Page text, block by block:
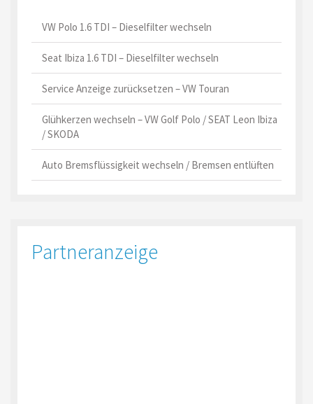
VW Polo 1.6 TDI – Dieselfilter wechseln
Seat Ibiza 1.6 TDI – Dieselfilter wechseln
Service Anzeige zurücksetzen – VW Touran
Glühkerzen wechseln – VW Golf Polo / SEAT Leon Ibiza
/ SKODA
Auto Bremsflüssigkeit wechseln / Bremsen entlüften
Partneranzeige